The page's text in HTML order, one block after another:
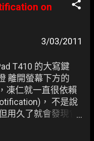
on
3/03/2011
T410 的大寫鍵
離開螢幕下方的
凍仁就一直很依賴
， 不是說
用久了就會發現它